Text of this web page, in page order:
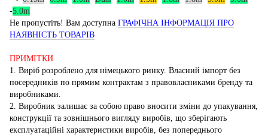
-5.0m
Не пропустіть! Вам доступна ГРАФІЧНА ІНФОРМАЦІЯ ПРО
НАЯВНІСТЬ ТОВАРІВ
ПРИМІТКИ
1. Виріб розроблено для німецького ринку. Власний імпорт без
посередників по прямим контрактам з правовласниками бренду та
виробниками.
2. Виробник залишає за собою право вносити зміни до упакування,
конструкції та зовнішнього вигляду виробів, що зберігають
експлуатаційні характеристики виробів, без попереднього